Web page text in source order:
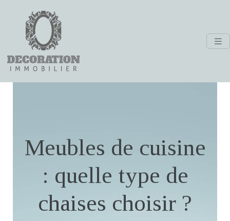
Meubles de cuisine
: quelle type de
chaises choisir ?